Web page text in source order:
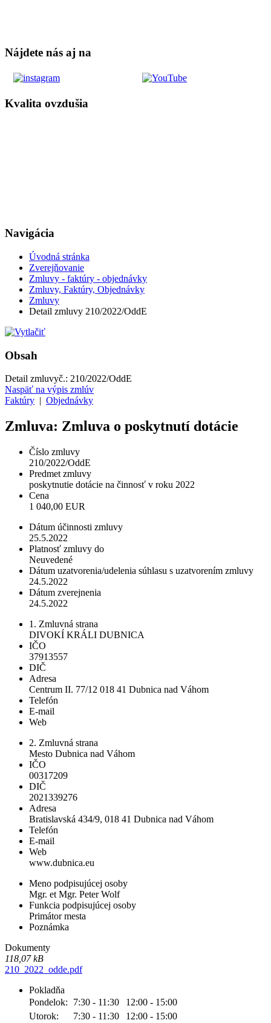
Nájdete nás aj na
Kvalita ovzdušia
Navigácia
Úvodná stránka
Zverejňovanie
Zmluvy - faktúry - objednávky
Zmluvy, Faktúry, Objednávky
Zmluvy
Detail zmluvy 210/2022/OddE
Obsah
Detail zmluvyč.: 210/2022/OddE
Naspäť na výpis zmlúv
Faktúry | Objednávky
Zmluva: Zmluva o poskytnutí dotácie
Číslo zmluvy
210/2022/OddE
Predmet zmluvy
poskytnutie dotácie na činnosť v roku 2022
Cena
1 040,00 EUR
Dátum účinnosti zmluvy
25.5.2022
Platnosť zmluvy do
Neuvedené
Dátum uzatvorenia/udelenia súhlasu s uzatvorením zmluvy
24.5.2022
Dátum zverejnenia
24.5.2022
1. Zmluvná strana
DIVOKÍ KRÁLI DUBNICA
IČO
37913557
DIČ
Adresa
Centrum II. 77/12 018 41 Dubnica nad Váhom
Telefón
E-mail
Web
2. Zmluvná strana
Mesto Dubnica nad Váhom
IČO
00317209
DIČ
2021339276
Adresa
Bratislavská 434/9, 018 41 Dubnica nad Váhom
Telefón
E-mail
Web
www.dubnica.eu
Meno podpisujúcej osoby
Mgr. et Mgr. Peter Wolf
Funkcia podpisujúcej osoby
Primátor mesta
Poznámka
Dokumenty
118,07 kB
210_2022_odde.pdf
Pokladňa
Pondelok:
7:30 - 11:30
12:00 - 15:00
Utorok:
7:30 - 11:30 12:00 - 15:00